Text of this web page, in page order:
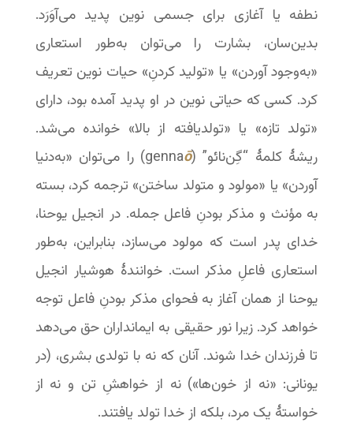
نطفه یا آغازی برای جسمی نوین پدید می‌آوَرَد.
بدین‌سان، بشارت را می‌توان به‌طور استعاری
«به‌وجود آوردن» یا «تولید کردنِ» حیات نوین تعریف
کرد. کسی که حیاتی نوین در او پدید آمده بود، دارای
«تولد تازه» یا «تولدیافته از بالا» خوانده می‌شد.
ریشۀ کلمۀ “گِن‌نائو” (gennaō
) را می‌توان «به‌دنیا
آوردن» یا «مولود و متولد ساختن» ترجمه کرد، بسته
به مؤنث و مذکر بودنِ فاعل جمله. در انجیل یوحنا،
خدای پدر است که مولود می‌سازد، بنابراین، به‌طور
استعاری فاعلِ مذکر است. خوانندۀ هوشیار انجیل
یوحنا از همان آغاز به فحوای مذکر بودنِ فاعل توجه
خواهد کرد. زیرا نور حقیقی به ایمانداران حق می‌دهد
تا فرزندان خدا شوند. آنان که نه با تولدی بشری، (در
یونانی: «نه از خون‌ها») نه از خواهشِ تن و نه از
خواستۀ یک مرد، بلکه از خدا تولد یافتند.